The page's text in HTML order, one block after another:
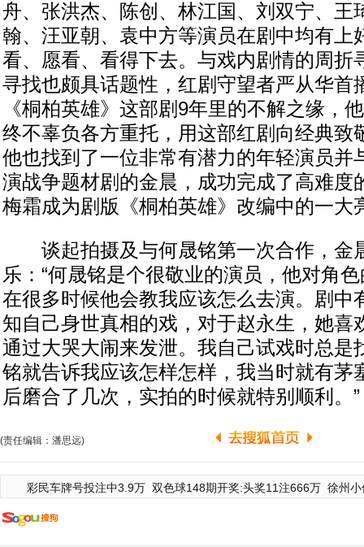
舟、张洪杰、陈创、林江国、刘双宁、王
翰、汪亚朝、袁中方等演员在剧中均有上
看、愿看、看得下去。与戏内剧情的周折
寻找也颇具话题性，红剧守望者严从华首
《桐柏英雄》这部剧9年里的不解之缘，
终不辜负各方重托，用这部红剧向经典致
他也找到了一位非常有潜力的年轻演员并
演战争题材剧的金晨，成功完成了高难度
梅霜成为剧版《桐柏英雄》改编中的一大
谈起拍摄及与何晟铭第一次合作，金
乐：“何晟铭是个很敬业的演员，他对角
在很多时候他会教我应该怎么去演。剧中
知自己身世真相的戏，对于赵永生，她喜
通过大哭大闹来发泄。我自己试戏时总是
铭就告诉我应该怎样怎样，我当时就有茅
后磨合了几次，实拍的时候就特别顺利。
(责任编辑：潘思远)
彩民车牌号投注中3.9万 双色球148期开奖:头奖11注666万 徐州